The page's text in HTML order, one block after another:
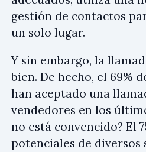
gestión de contactos
un solo lugar.
Y sin embargo, la
bien. De hecho, el 69%
han aceptado una
vendedores en los
no está convencido? El
potenciales de diversos